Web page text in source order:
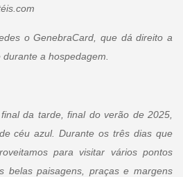
o GenebraCard, que dá direito a
a hospedagem.
da tarde, final do verão de 2025,
céu azul. Durante os três dias que
para visitar vários pontos
belas paisagens, praças e margens